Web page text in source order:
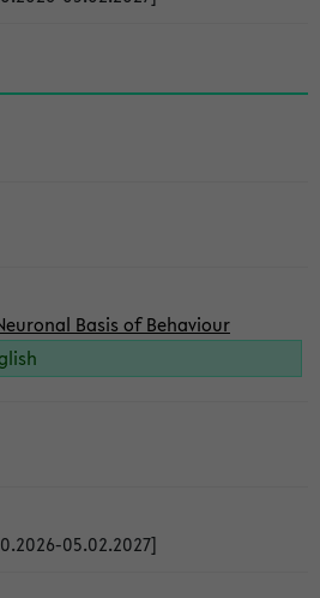
Basis of Behaviour
05.02.2027]